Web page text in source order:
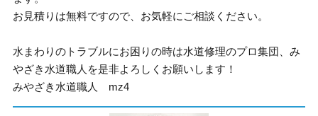
お見積りは無料ですので、お気軽にご相談ください。
水まわりのトラブルにお困りの時は水道修理のプロ集団、み
やざき水道職人を是非よろしくお願いします！
みやざき水道職人 mz4